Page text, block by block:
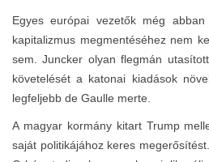
Egyes európai vezetők még
kapitalizmus megmentéséhez nem
sem. Juncker olyan flegmán
követelését a katonai kiadások
legfeljebb de Gaulle merte.
A magyar kormány kitart Trump
saját politikájához keres